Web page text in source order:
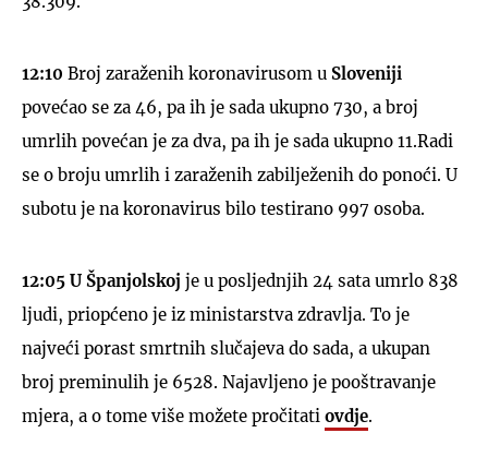
12:10 Broj zaraženih koronavirusom u Sloveniji
povećao se za 46, pa ih je sada ukupno 730, a broj
umrlih povećan je za dva, pa ih je sada ukupno 11.Radi
se o broju umrlih i zaraženih zabilježenih do ponoći. U
subotu je na koronavirus bilo testirano 997 osoba.
12:05 U Španjolskoj je u posljednjih 24 sata umrlo 838
ljudi, priopćeno je iz ministarstva zdravlja. To je
najveći porast smrtnih slučajeva do sada, a ukupan
broj preminulih je 6528. Najavljeno je pooštravanje
mjera, a o tome više možete pročitati ovdje.